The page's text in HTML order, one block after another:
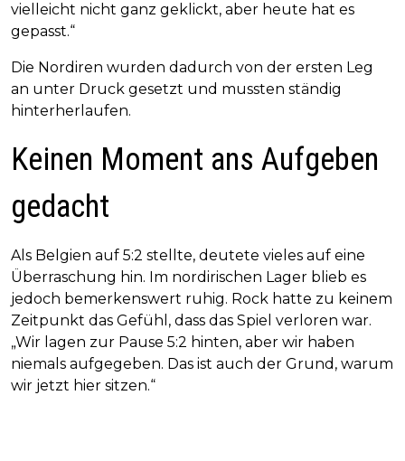
vielleicht nicht ganz geklickt, aber heute hat es
gepasst.“
Die Nordiren wurden dadurch von der ersten Leg
an unter Druck gesetzt und mussten ständig
hinterherlaufen.
Keinen Moment ans Aufgeben
gedacht
Als Belgien auf 5:2 stellte, deutete vieles auf eine
Überraschung hin. Im nordirischen Lager blieb es
jedoch bemerkenswert ruhig. Rock hatte zu keinem
Zeitpunkt das Gefühl, dass das Spiel verloren war.
„Wir lagen zur Pause 5:2 hinten, aber wir haben
niemals aufgegeben. Das ist auch der Grund, warum
wir jetzt hier sitzen.“